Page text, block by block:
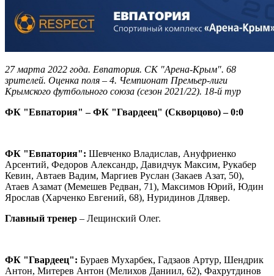
27 марта 2022 года. Евпатория. СК "Арена-Крым". 68
зрителей. Оценка поля – 4. Чемпионат Премьер-лиги
Крымского футбольного союза (сезон 2021/22). 18-й тур
ФК "Евпатория" – ФК "Гвардеец" (Скворцово) – 0:0
ФК "Евпатория": Шевченко Владислав, Ануфриенко
Арсентий, Федоров Александр, Давидчук Максим, Рукабер
Кевин, Автаев Вадим, Маргиев Руслан (Закаев Азат, 50),
Атаев Азамат (Мемешев Редван, 71), Максимов Юрий, Юдин
Ярослав (Харченко Евгений, 68), Нуридинов Длявер.
Главный тренер – Лещинский Олег.
ФК "Гвардеец": Бураев Мухарбек, Гадзаов Артур, Шендрик
Антон, Митерев Антон (Мелихов Даниил, 62), Фахрутдинов